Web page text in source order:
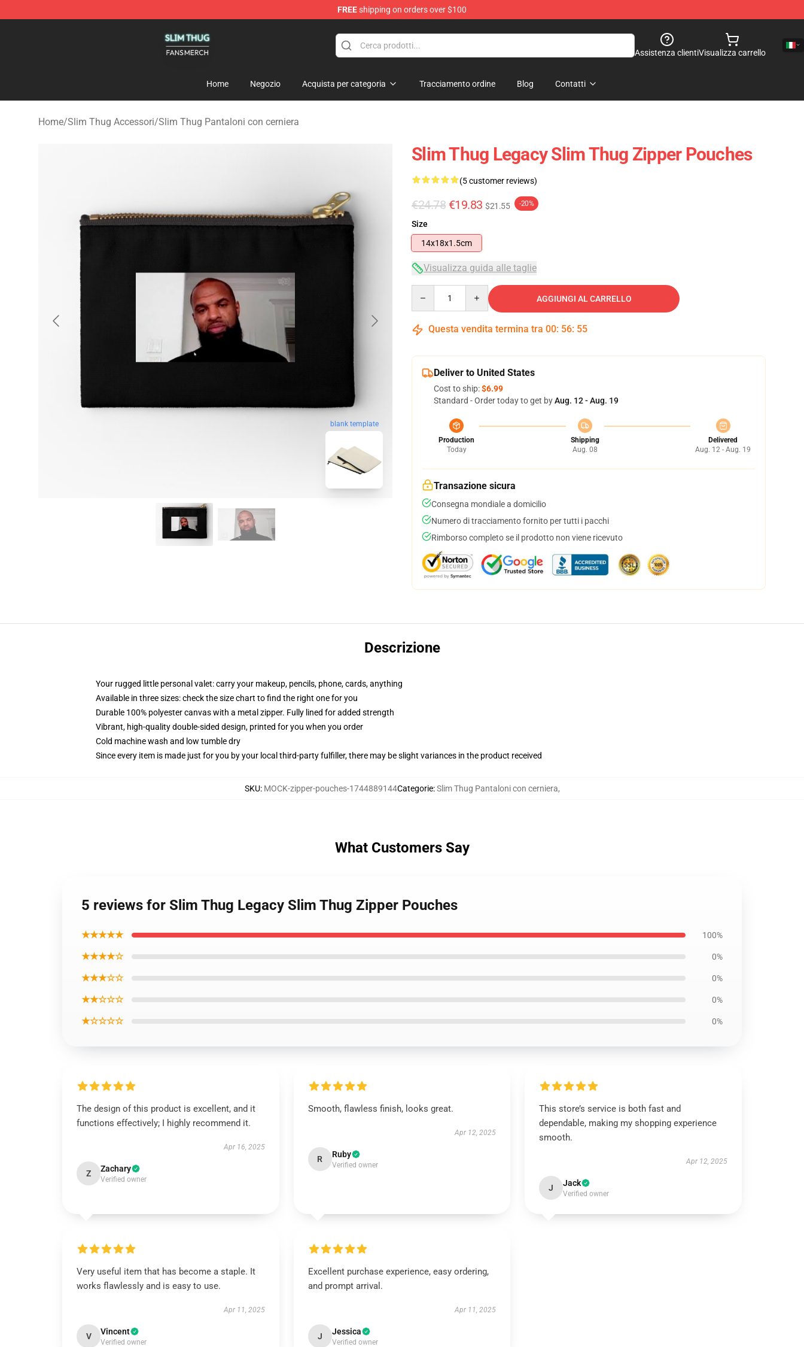
FREEshipping on orders over $100
Assistenza clientiVisualizza carrello
Home Negozio Acquista per categoria Tracciamento ordine Blog Contatti
Home/Slim Thug Accessori/Slim Thug Pantaloni con cerniera
blank template
Slim Thug Legacy Slim Thug Zipper Pouches
(5 customer reviews)
€24.78 €19.83 $21.55 -20%
Size
14x18x1.5cm
Visualizza guida alle taglie
AGGIUNGI AL CARRELLO
Questa vendita termina tra 00: 56: 54
Deliver to United States
Cost to ship:$6.99
Standard - Order today to get byAug. 12 - Aug. 19
Production
Today
Shipping
Aug. 08
Delivered
Aug. 12 - Aug. 19
Transazione sicura
Consegna mondiale a domicilio
Numero di tracciamento fornito per tutti i pacchi
Rimborso completo se il prodotto non viene ricevuto
Descrizione
Your rugged little personal valet: carry your makeup, pencils, phone, cards, anything
Available in three sizes: check the size chart to find the right one for you
Durable 100% polyester canvas with a metal zipper. Fully lined for added strength
Vibrant, high-quality double-sided design, printed for you when you order
Cold machine wash and low tumble dry
Since every item is made just for you by your local third-party fulfiller, there may be slight variances in the product received
SKU: MOCK-zipper-pouches-1744889144Categorie:Slim Thug Pantaloni con cerniera,
What Customers Say
5 reviews for Slim Thug Legacy Slim Thug Zipper Pouches
★★★★★ 100%
★★★★☆ 0%
★★★☆☆ 0%
★★☆☆☆ 0%
★☆☆☆☆ 0%
The design of this product is excellent, and it
functions effectively; I highly recommend it.
Apr 16, 2025
Z Zachary
Verified owner
Smooth, flawless finish, looks great.
Apr 12, 2025
R Ruby
Verified owner
This store’s service is both fast and
dependable, making my shopping experience
smooth.
Apr 12, 2025
J Jack
Verified owner
Very useful item that has become a staple. It
works flawlessly and is easy to use.
Apr 11, 2025
V Vincent
Verified owner
Excellent purchase experience, easy ordering,
and prompt arrival.
Apr 11, 2025
J Jessica
Verified owner